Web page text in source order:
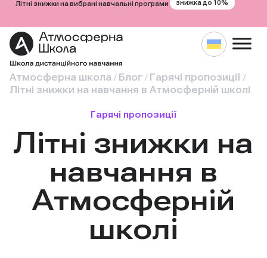
Літні знижки на вибрані навчальні програми знижка до 10%
Атмосферна школа / Блог / Гарячі пропозиції /
Літні знижки на навчання в Атмосферній школі
Гарячі пропозиції
Літні знижки на
навчання в
Атмосферній
школі